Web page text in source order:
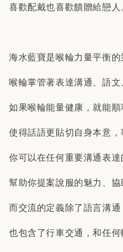
喜歡配戴也喜歡饋贈給戀人
海水藍寶是喉輪力量平衡的
喉輪掌管著表達溝通、語文
如果喉輪能量健康，就能順
使得話語更貼切自身本意，
你可以在任何重要溝通表
幫助你提案說服的魅力、
而交流的定義除了語言溝通
也包含了行車交通，和任何